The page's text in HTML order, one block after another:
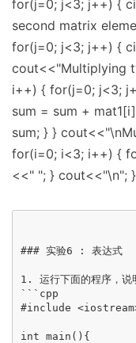
for(j=0; j<3; j++) {
second matrix
for(j=0; j<3; j++) {
cout<<"Multiplying
i++) { for(j=0; j<3;
sum = sum +
sum; } }
for(i=0; i<3; i++) {
<<" "; } cout<<"\n";
### 实验6 : 表达式
1. 运行下面的程序，说
```cpp
#include
int main(){